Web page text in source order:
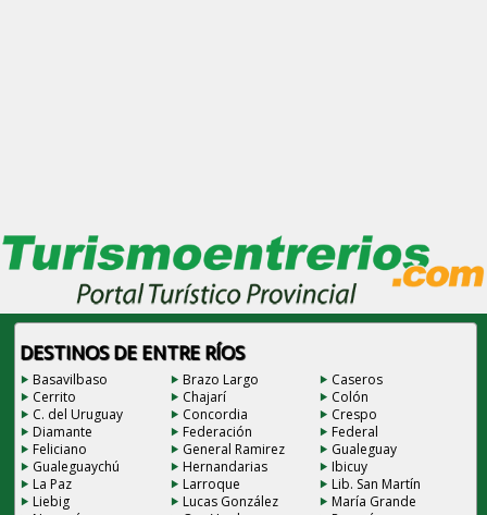
DESTINOS DE ENTRE RÍOS
Basavilbaso Brazo Largo
Caseros
Cerrito
Chajarí
Colón
C. del Uruguay
Concordia
Crespo
Diamante
Federación
Federal
Feliciano
General Ramirez
Gualeguay
Gualeguaychú
Hernandarias
Ibicuy
La Paz
Larroque
Lib. San Martín
Liebig
Lucas González
María Grande